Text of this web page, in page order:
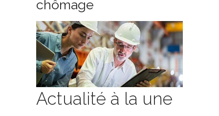
chômage
Actualité à la une